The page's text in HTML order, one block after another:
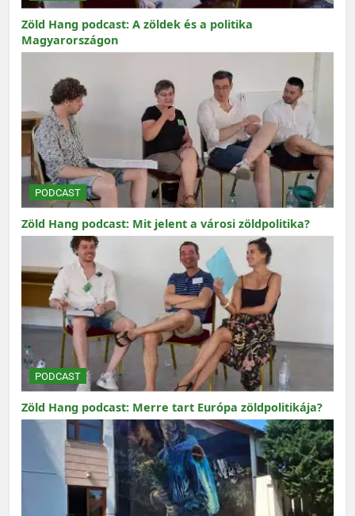
Zöld Hang podcast: A zöldek és a politika
Magyarországon
PODCAST
Zöld Hang podcast: Mit jelent a városi zöldpolitika?
PODCAST
Zöld Hang podcast: Merre tart Európa zöldpolitikája?